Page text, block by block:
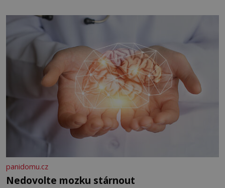
panidomu.cz
Nedovolte mozku stárnout